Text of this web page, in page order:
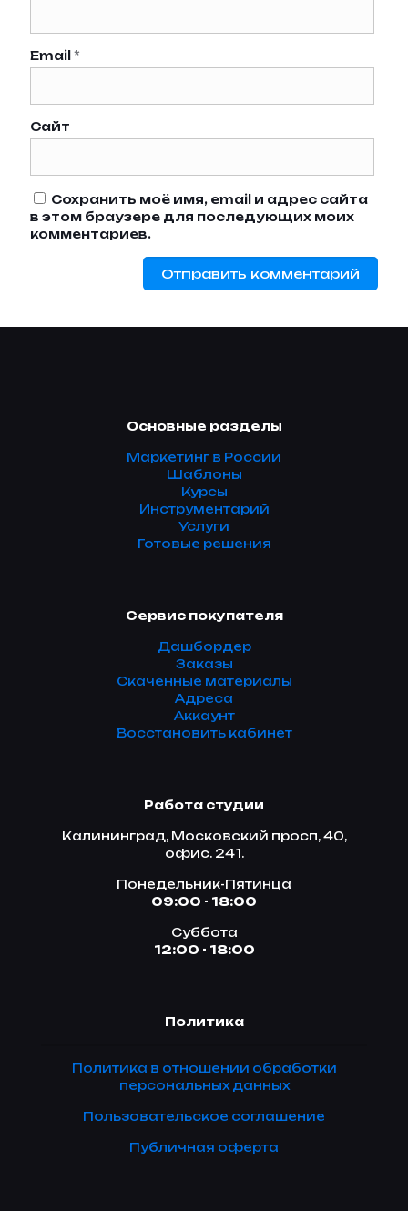
Email *
Сайт
Сохранить моё имя, email и адрес сайта
в этом браузере для последующих моих
комментариев.
Основные разделы
Маркетинг в России
Шаблоны
Курсы
Инструментарий
Услуги
Готовые решения
Сервис покупателя
Дашбордер
Заказы
Скаченные материалы
Адреса
Аккаунт
Восстановить кабинет
Работа студии
Калининград, Московский просп, 40,
офис. 241.
Понедельник-Пятинца
09:00 - 18:00
Суббота
12:00 - 18:00
Политика
Политика в отношении обработки
персональных данных
Пользовательское соглашение
Публичная оферта